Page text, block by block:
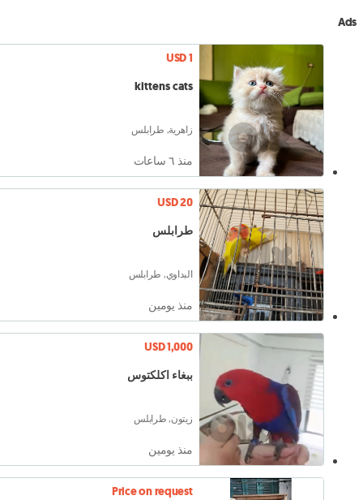
Ads
USD 1
kittens cats
زاهرية, طرابلس
منذ ٦ ساعات
USD 20
طرابلس
البداوي, طرابلس
منذ يومين
USD 1,000
ببغاء اكلكتوس
زيتون, طرابلس
منذ يومين
Price on request